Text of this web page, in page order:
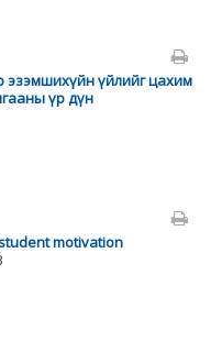
үйлийг цахим
үр дүн
motivation